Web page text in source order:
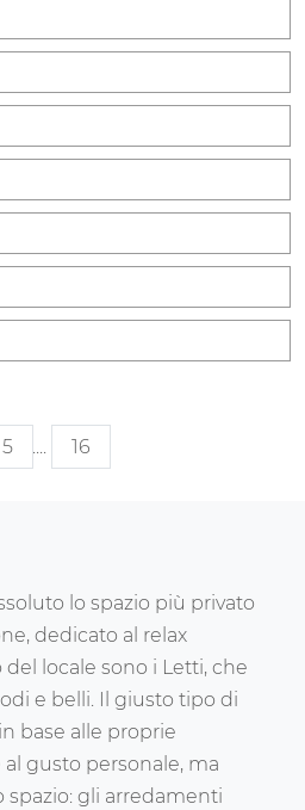
5 .... 16
lo spazio più privato
dedicato al relax
locale sono i Letti, che
e belli. Il giusto tipo di
base alle proprie
gusto personale, ma
spazio: gli arredamenti